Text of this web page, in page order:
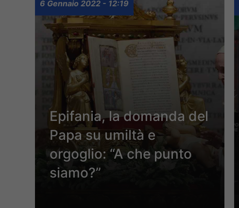
6 Gennaio 2022 - 12:19
Epifania, la domanda del
Papa su umiltà e
orgoglio: “A che punto
siamo?”